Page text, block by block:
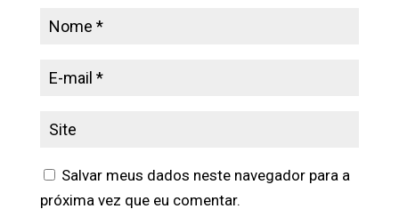
Salvar meus dados neste navegador para a
próxima vez que eu comentar.